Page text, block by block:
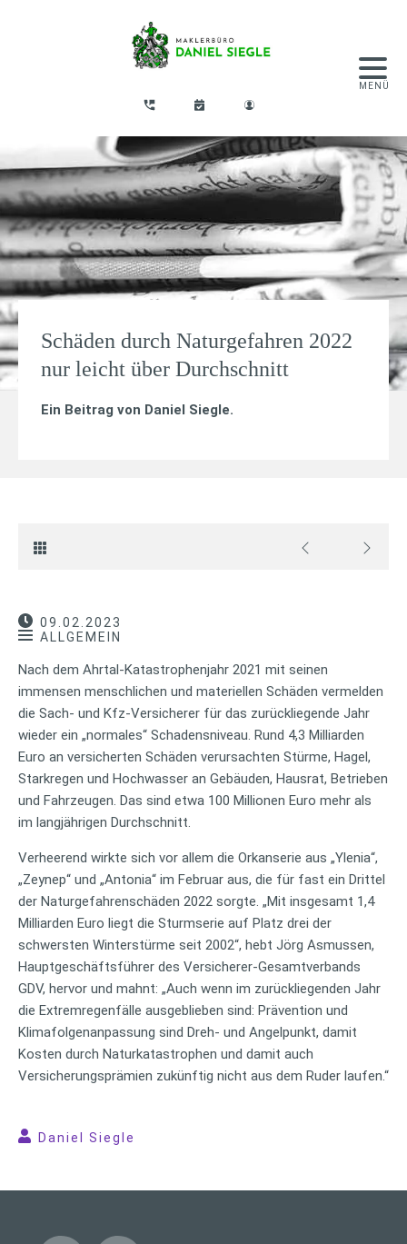
Schäden durch Naturgefahren 2022
nur leicht über Durchschnitt
Ein Beitrag von Daniel Siegle.
09.02.2023
ALLGEMEIN
Nach dem Ahrtal-Katastrophenjahr 2021 mit seinen
immensen menschlichen und materiellen Schäden vermelden
die Sach- und Kfz-Versicherer für das zurückliegende Jahr
wieder ein „normales“ Schadensniveau. Rund 4,3 Milliarden
Euro an versicherten Schäden verursachten Stürme, Hagel,
Starkregen und Hochwasser an Gebäuden, Hausrat, Betrieben
und Fahrzeugen. Das sind etwa 100 Millionen Euro mehr als
im langjährigen Durchschnitt.
Verheerend wirkte sich vor allem die Orkanserie aus „Ylenia“,
„Zeynep“ und „Antonia“ im Februar aus, die für fast ein Drittel
der Naturgefahrenschäden 2022 sorgte. „Mit insgesamt 1,4
Milliarden Euro liegt die Sturmserie auf Platz drei der
schwersten Winterstürme seit 2002“, hebt Jörg Asmussen,
Hauptgeschäftsführer des Versicherer-Gesamtverbands
GDV, hervor und mahnt: „Auch wenn im zurückliegenden Jahr
die Extremregenfälle ausgeblieben sind: Prävention und
Klimafolgenanpassung sind Dreh- und Angelpunkt, damit
Kosten durch Naturkatastrophen und damit auch
Versicherungsprämien zukünftig nicht aus dem Ruder laufen.“
Daniel Siegle